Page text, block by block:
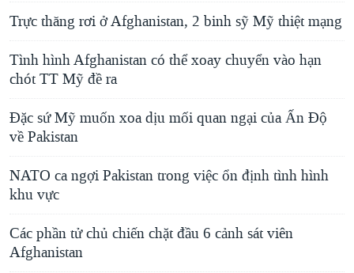
Trực thăng rơi ở Afghanistan, 2 binh sỹ Mỹ thiệt mạng
Tình hình Afghanistan có thể xoay chuyển vào hạn
chót TT Mỹ đề ra
Đặc sứ Mỹ muốn xoa dịu mối quan ngại của Ấn Độ
về Pakistan
NATO ca ngợi Pakistan trong việc ổn định tình hình
khu vực
Các phần tử chủ chiến chặt đầu 6 cảnh sát viên
Afghanistan